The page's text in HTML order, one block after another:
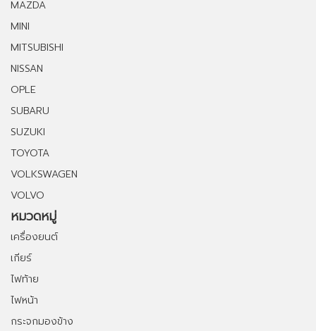
MAZDA
MINI
MITSUBISHI
NISSAN
OPLE
SUBARU
SUZUKI
TOYOTA
VOLKSWAGEN
VOLVO
หมวดหมู่
เครื่องยนต์
เกียร์
ไฟท้าย
ไฟหน้า
กระจกมองข้าง